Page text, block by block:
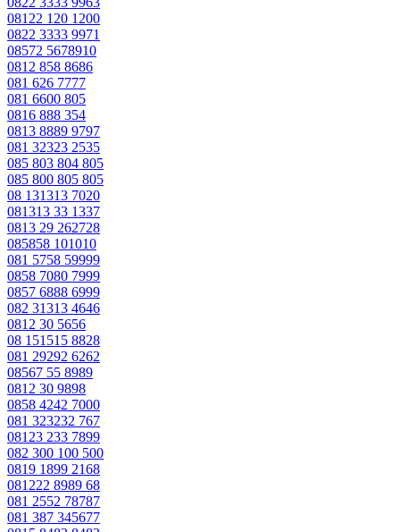
08122 120 1200
0822 3333 9971
08572 5678910
0812 858 8686
081 626 7777
081 6600 805
0816 888 354
0813 8889 9797
081 32323 2535
085 803 804 805
085 800 805 805
08 131313 7020
081313 33 1337
0813 29 262728
085858 101010
081 5758 59999
0858 7080 7999
0857 6888 6999
082 31313 4646
0812 30 5656
08 151515 8828
081 29292 6262
08567 55 8989
0812 30 9898
0858 4242 7000
081 323232 767
08123 233 7899
082 300 100 500
0819 1899 2168
081222 8989 68
081 2552 78787
081 387 345677